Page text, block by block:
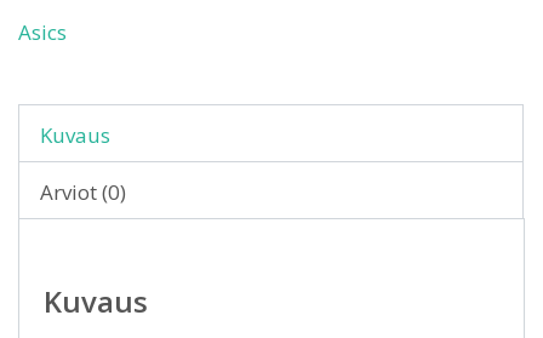
Asics
Kuvaus
Arviot (0)
Kuvaus